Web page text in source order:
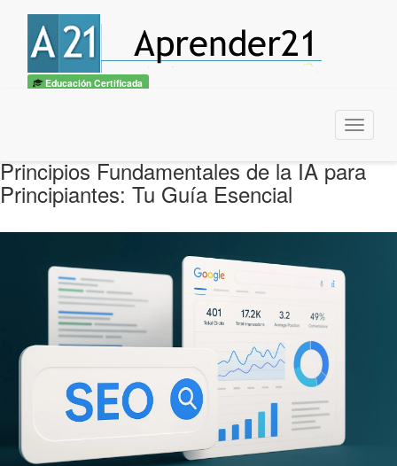
Educación Certificada
Menu
Principios Fundamentales de la IA para
Principiantes: Tu Guía Esencial